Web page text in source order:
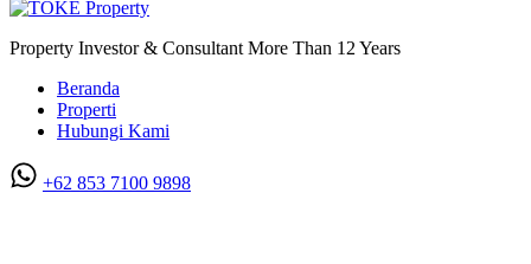
Property Investor & Consultant More Than 12 Years
Beranda
Properti
Hubungi Kami
+62 853 7100 9898‬